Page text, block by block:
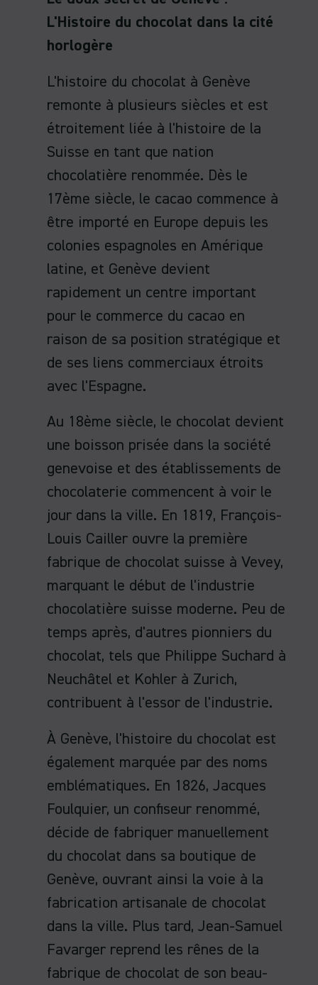
L'Histoire du chocolat dans la cité
horlogère
L'histoire du chocolat à Genève
remonte à plusieurs siècles et est
étroitement liée à l'histoire de la
Suisse en tant que nation
chocolatière renommée. Dès le
17ème siècle, le cacao commence à
être importé en Europe depuis les
colonies espagnoles en Amérique
latine, et Genève devient
rapidement un centre important
pour le commerce du cacao en
raison de sa position stratégique et
de ses liens commerciaux étroits
avec l'Espagne.
Au 18ème siècle, le chocolat devient
une boisson prisée dans la société
genevoise et des établissements de
chocolaterie commencent à voir le
jour dans la ville. En 1819, François-
Louis Cailler ouvre la première
fabrique de chocolat suisse à Vevey,
marquant le début de l'industrie
chocolatière suisse moderne. Peu de
temps après, d'autres pionniers du
chocolat, tels que Philippe Suchard à
Neuchâtel et Kohler à Zurich,
contribuent à l'essor de l'industrie.
À Genève, l'histoire du chocolat est
également marquée par des noms
emblématiques. En 1826, Jacques
Foulquier, un confiseur renommé,
décide de fabriquer manuellement
du chocolat dans sa boutique de
Genève, ouvrant ainsi la voie à la
fabrication artisanale de chocolat
dans la ville. Plus tard, Jean-Samuel
Favarger reprend les rênes de la
fabrique de chocolat de son beau-